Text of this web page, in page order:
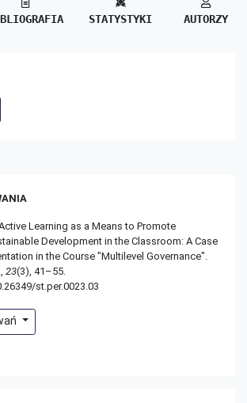
STATYSTYKI AUTORZY
Learning as a Means to Promote
Development in the Classroom: A Case
in the Course "Multilevel Governance".
23(3), 41–55.
st.per.0023.03